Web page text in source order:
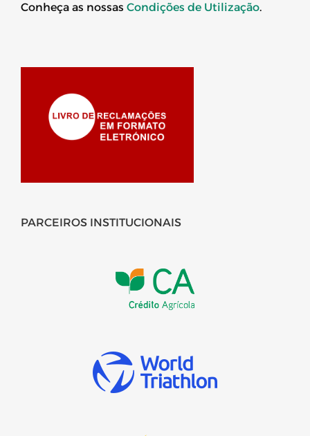
Conheça as nossas Condições de Utilização.
PARCEIROS INSTITUCIONAIS